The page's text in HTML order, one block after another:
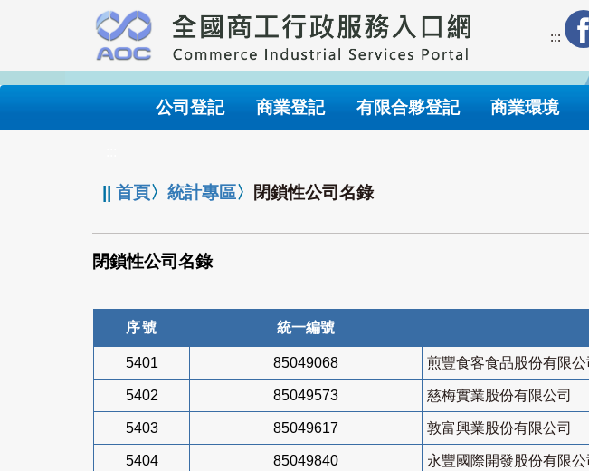
要
內
:::
公司登記 商業登記 有限合夥登記 商業環境
||首頁〉統計專區〉 閉鎖性公司名錄
閉鎖性公司名錄
序號 統一編號
5401 85049068 煎豐食客食品股份有限公
5402 85049573 慈梅實業股份有限公司
5403 85049617 敦富興業股份有限公司
5404 85049840 永豐國際開發股份有限公